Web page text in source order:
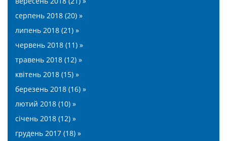
серпень 2018 (20) »
липень 2018 (21) »
червень 2018 (11) »
травень 2018 (12) »
квітень 2018 (15) »
березень 2018 (16) »
лютий 2018 (10) »
січень 2018 (12) »
грудень 2017 (18) »